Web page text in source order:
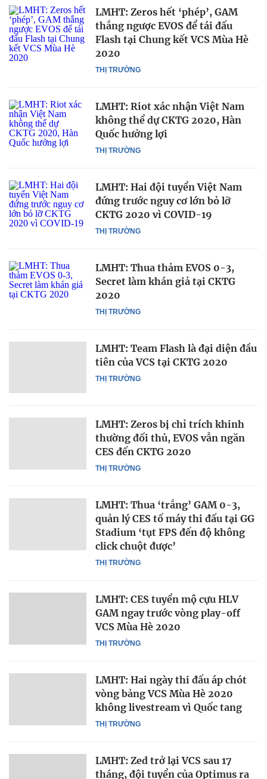
THỊ TRƯỜNG
LMHT: Zeros hết ‘phép’, GAM
thắng ngược EVOS để tái đấu
Flash tại Chung kết VCS Mùa Hè
2020
THỊ TRƯỜNG
LMHT: Riot xác nhận Việt Nam
không thể dự CKTG 2020, Hàn
Quốc hưởng lợi
THỊ TRƯỜNG
LMHT: Hai đội tuyển Việt Nam
đứng trước nguy cơ lớn bỏ lỡ
CKTG 2020 vì COVID-19
THỊ TRƯỜNG
LMHT: Thua thảm EVOS 0-3,
Secret làm khán giả tại CKTG
2020
THỊ TRƯỜNG
LMHT: Team Flash là đại diện đầu
tiên của VCS tại CKTG 2020
THỊ TRƯỜNG
LMHT: Zeros bị chỉ trích khinh
thường đối thủ, EVOS vẫn ngăn
CES đến CKTG 2020
THỊ TRƯỜNG
LMHT: Thua ‘trắng’ GAM 0-3,
quản lý CES tố máy thi đấu tại GG
Stadium ‘tụt FPS đến độ không
click chuột được’
THỊ TRƯỜNG
LMHT: CES tuyển mộ cựu HLV
GAM ngay trước vòng play-off
VCS Mùa Hè 2020
THỊ TRƯỜNG
LMHT: Hai ngày thi đấu áp chót
vòng bảng VCS Mùa Hè 2020
không livestream vì Quốc tang
LMHT: Zed trở lại VCS sau 17
tháng, đội tuyển của Optimus ra